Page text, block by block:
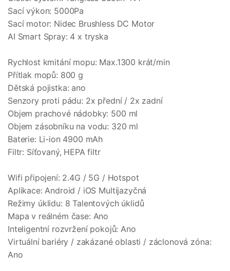
Sací výkon: 5000Pa
Sací motor: Nidec Brushless DC Motor
AI Smart Spray: 4 x tryska
Rychlost kmitání mopu: Max.1300 krát/min
Přítlak mopů: 800 g
Dětská pojistka: ano
Senzory proti pádu: 2x přední / 2x zadní
Objem prachové nádobky: 500 ml
Objem zásobníku na vodu: 320 ml
Baterie: Li-ion 4900 mAh
Filtr: Síťovaný, HEPA filtr
Wifi připojení: 2.4G / 5G / Hotspot
Aplikace: Android / iOS Multijazyčná
Režimy úklidu: 8 Talentových úklidů
Mapa v reálném čase: Ano
Inteligentní rozvržení pokojů: Ano
Virtuální bariéry / zakázané oblasti / záclonová zóna:
Ano